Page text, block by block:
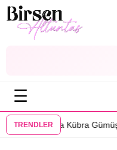
☰
TRENDLER
“Güneşin Doğduğu